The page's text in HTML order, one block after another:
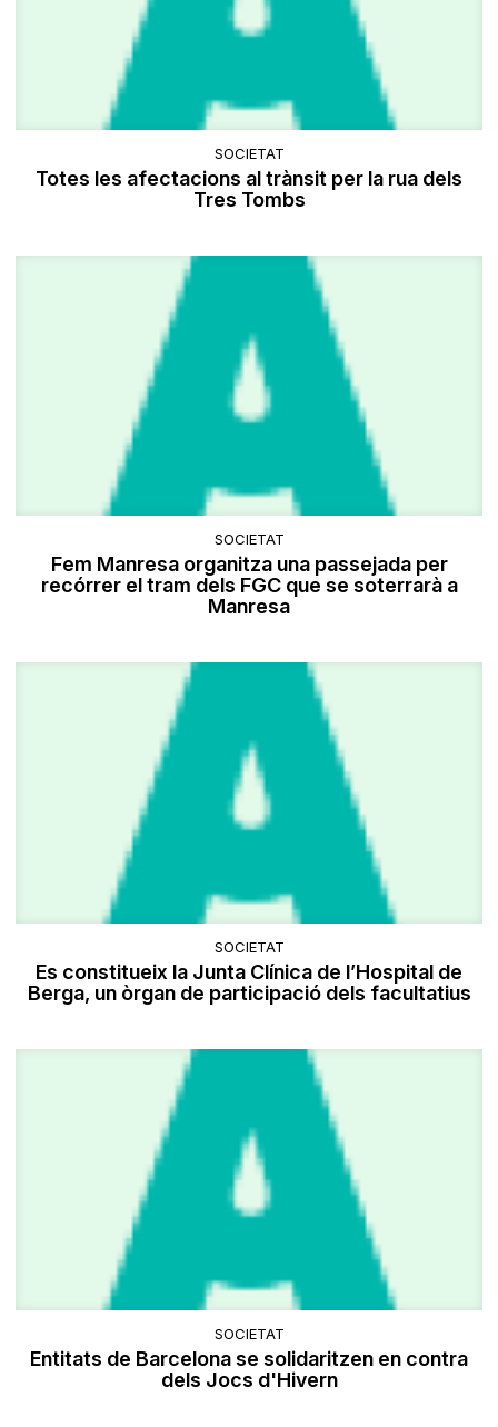
SOCIETAT
Totes les afectacions al trànsit per la rua dels
Tres Tombs
SOCIETAT
Fem Manresa organitza una passejada per
recórrer el tram dels FGC que se soterrarà a
Manresa
SOCIETAT
Es constitueix la Junta Clínica de l’Hospital de
Berga, un òrgan de participació dels facultatius
SOCIETAT
Entitats de Barcelona se solidaritzen en contra
dels Jocs d'Hivern